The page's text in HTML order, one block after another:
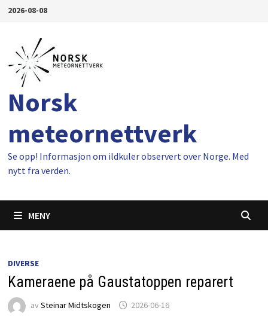
Gå2026-08-08
Norsk
meteornettverk
Se opp! Informasjon om ildkuler observert over Norge. Med
nytt fra verden.
MENY
DIVERSE
Kameraene på Gaustatoppen reparert
av Steinar Midtskogen 2026-06-16